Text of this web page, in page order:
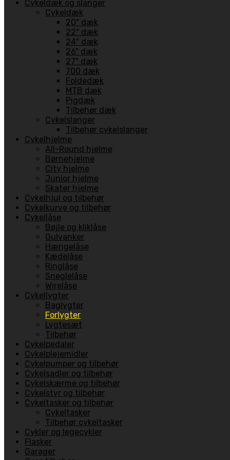
Cykeldæk og slanger
Cykeldæk
20" dæk
22" dæk
24" dæk
26" dæk
27" dæk
700 dæk
Foldedæk
MTB dæk
Pigdæk
Tilbehør dæk
Cykelslanger
Tilbehør cykelslanger
Cykelhjelme
All-Round hjelme
Børnehjelme
City hjelme
Junior hjelme
Skater hjelme
Cykelhjul og tilbehør
Cykelkurve og tilbehør
Cykellåse
Bøjle og kliklåse
Gulvanker
Hængelåse
Kædelåse
Ringlåse
Sneglelåse
Wirelåse
Cykellygter
Baglygter
Forlygter
Lygtesæt
Tilbehør
Cykelpedaler
Cykelplejemidler
Cykelpumper og tilbehør
Cykelsadler og tilbehør
Cykelskærme og tilbehør
Cykelstyr og tilbehør
Cykeltasker og tilbehør
Cykeltasker
Tilbehør cykeltasker
Cykler og legecykler
Flasker
Garager